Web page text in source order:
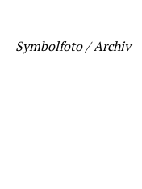
Symbolfoto / Archiv